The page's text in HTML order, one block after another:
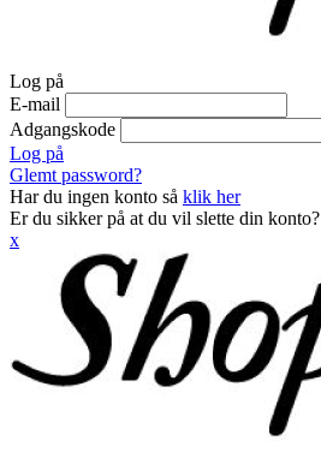
Log på
E-mail
Adgangskode
Log på
Glemt password?
Har du ingen konto så klik her
Er du sikker på at du vil slette din konto?
x